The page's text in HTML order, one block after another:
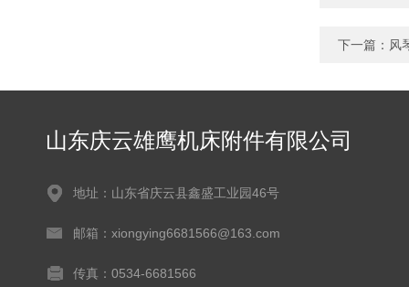
下一篇： 风
山东庆云雄鹰机床附件有限公司
地址：山东省庆云县鑫盛工业园46号
邮箱：xiongying6681566@163.com
传真：0534-6681566